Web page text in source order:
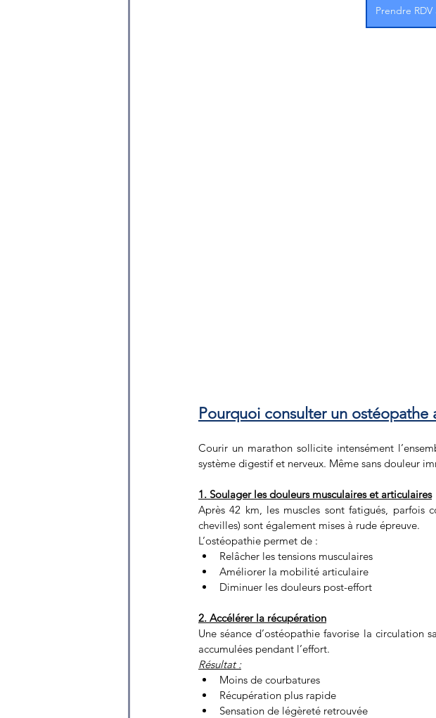
Prendre RDV
Pourquoi consulter un ostéopathe
Courir un marathon sollicite intensément
système digestif et nerveux. Même sans douleur
1. Soulager les douleurs musculaires et articulaires
Après 42 km, les muscles sont fatigués, parfois
chevilles) sont également mises à rude épreuve.
L’ostéopathie permet de :
Relâcher les tensions musculaires
Améliorer la mobilité articulaire
Diminuer les douleurs post-effort
2. Accélérer la récupération
Une séance d’ostéopathie favorise la circulation
accumulées pendant l’effort.
Résultat :
Moins de courbatures
Récupération plus rapide
Sensation de légèreté retrouvée